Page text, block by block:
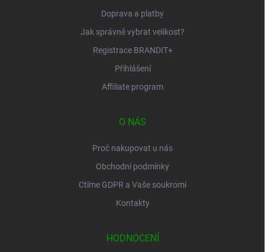
Doprava a platby
Jak správně vybrat velikost?
Registrace BRANDIT+
Přihlášení
Affiliate program
O NÁS
Proč nakupovat u nás
Obchodní podmínky
Ctíme GDPR a Vaše soukromí
Kontakty
HODNOCENÍ